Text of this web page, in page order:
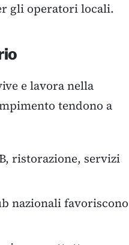
gli operatori locali.
e lavora nella
tendono a
ristorazione, servizi
nazionali favoriscono